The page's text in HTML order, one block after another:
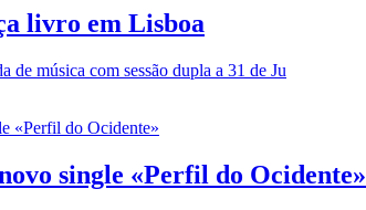
livro em Lisboa
de música com sessão dupla a 31 de Ju
single «Perfil do Ocidente»